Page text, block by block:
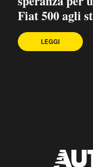
Fiat 500 agli
LEGGI